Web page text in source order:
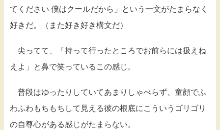
てください 僕はクールだから」という一文がたまらなく
好きだ。（また好き好き構文だ）
尖ってて、「持って行ったところでお前らには扱えね
えよ」と鼻で笑っているこの感じ。
普段はゆったりしていてあまりしゃべらず、童顔でふ
わふわもちもちして見える彼の根底にこういうゴリゴリ
の自尊心がある感じがたまらない。